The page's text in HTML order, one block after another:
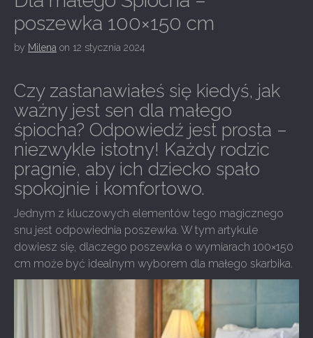
poszewka 100×150 cm
by Milena on 12 stycznia 2024
Czy zastanawiałeś się kiedyś, jak
ważny jest sen dla małego
śpiocha? Odpowiedź jest prosta –
niezwykle istotny! Każdy rodzic
pragnie, aby ich dziecko spało
spokojnie i komfortowo.
Jednym z kluczowych elementów tego magicznego
snu jest odpowiednia poszewka. W tym artykule
dowiesz się, dlaczego poszewka o wymiarach 100×150
cm może być idealnym wyborem dla małego skarbika.